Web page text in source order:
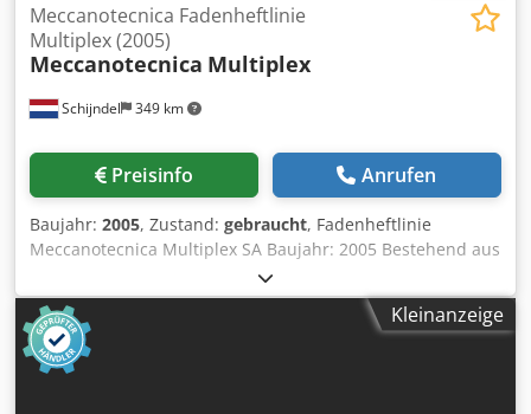
Schijndel 349 km
Meccanotecnica Fadenheftlinie
Multiplex (2005)
Meccanotecnica Multiplex
Preisinfo Anrufen
Baujahr: 2005, Zustand: gebraucht, Fadenheftlinie
Meccanotecnica Multiplex SA Baujahr: 2005 Bestehend aus
Zusammentragmaschine: Raccoglitrice MX -
Handanlagestation Dcsdpoyu Sp Sjfx Ag Ejk - Anzahl
Zusammentragstationen: 12 - Optische
Bogenarterkennung - Pumpe(n) - Verteilereinheit: MX
Modulo - Farbenmonitor mit Touchscreen - Verteilungs-
Kleinanzeige